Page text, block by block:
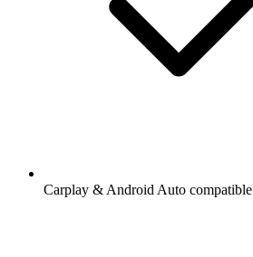
Carplay & Android Auto compatible